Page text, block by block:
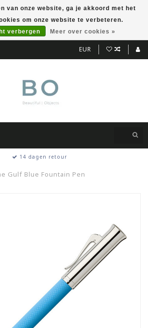
EUR
14 dagen retour
Gulf Blue Fountain Pen
van onze website, ga je akkoord met het
om onze website te verbeteren.
verbergen
Meer over cookies »